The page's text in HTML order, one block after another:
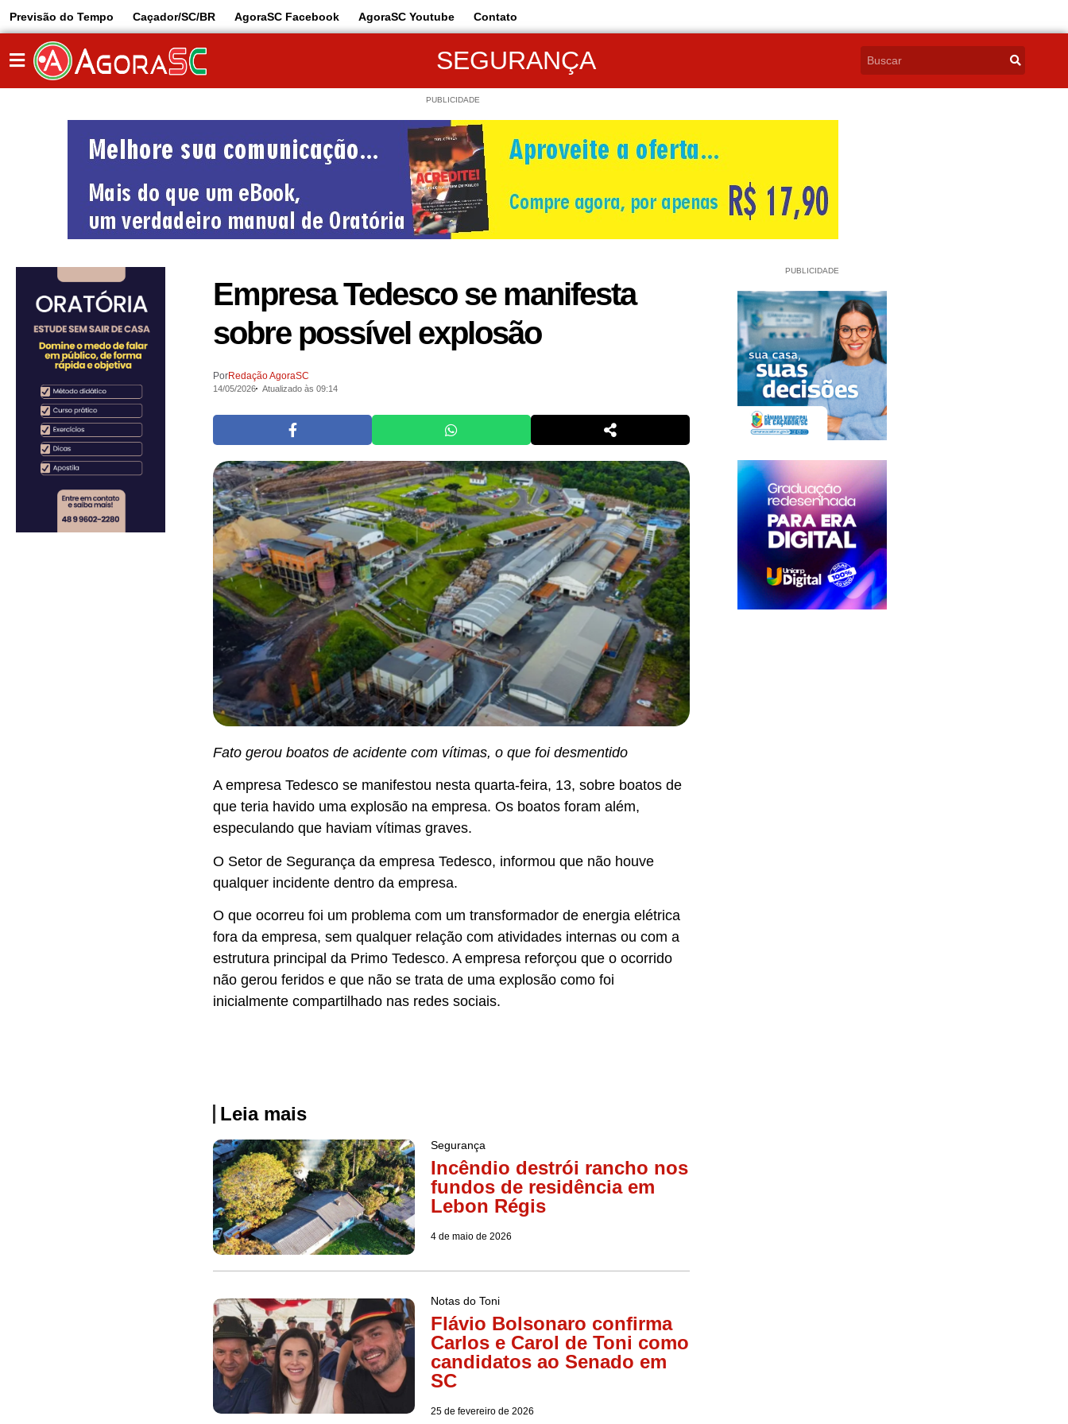
Previsão do Tempo Caçador/SC/BR AgoraSC Facebook AgoraSC Youtube Contato
SEGURANÇA
PUBLICIDADE
Empresa Tedesco se manifesta
sobre possível explosão
PorRedação AgoraSC
14/05/2026 Atualizado às 09:14
Fato gerou boatos de acidente com vítimas, o que foi desmentido
A empresa Tedesco se manifestou nesta quarta-feira, 13, sobre boatos de
que teria havido uma explosão na empresa. Os boatos foram além,
especulando que haviam vítimas graves.
O Setor de Segurança da empresa Tedesco, informou que não houve
qualquer incidente dentro da empresa.
O que ocorreu foi um problema com um transformador de energia elétrica
fora da empresa, sem qualquer relação com atividades internas ou com a
estrutura principal da Primo Tedesco. A empresa reforçou que o ocorrido
não gerou feridos e que não se trata de uma explosão como foi
inicialmente compartilhado nas redes sociais.
Leia mais
Segurança
Incêndio destrói rancho nos
fundos de residência em
Lebon Régis
4 de maio de 2026
Notas do Toni
Flávio Bolsonaro confirma
Carlos e Carol de Toni como
candidatos ao Senado em
SC
25 de fevereiro de 2026
PUBLICIDADE